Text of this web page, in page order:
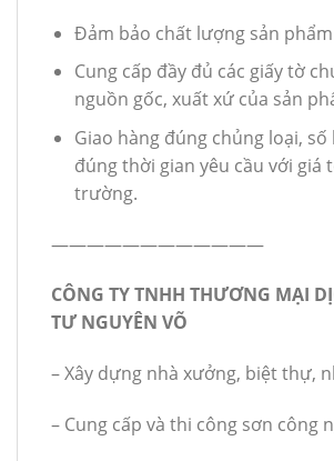
Đảm bảo chất lượng sản phẩm
Cung cấp đầy đủ các giấy tờ
nguồn gốc, xuất xứ của sản
Giao hàng đúng chủng loại, số
đúng thời gian yêu cầu với giá
trường.
————————————
CÔNG TY TNHH THƯƠNG MẠI
TƯ NGUYÊN VÕ
– Xây dựng nhà xưởng, biệt thự,
– Cung cấp và thi công sơn công